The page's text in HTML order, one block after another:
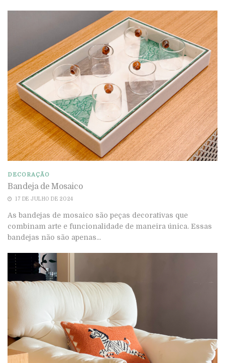
DECORAÇÃO
Bandeja de Mosaico
17 DE JULHO DE 2024
As bandejas de mosaico são peças decorativas que
combinam arte e funcionalidade de maneira única. Essas
bandejas não são apenas...